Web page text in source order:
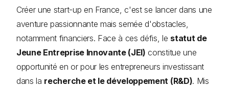
Créer une start-up en France, c'est se lancer dans une
aventure passionnante mais semée d'obstacles,
notamment financiers. Face à ces défis, le statut de
Jeune Entreprise Innovante (JEI) constitue une
opportunité en or pour les entrepreneurs investissant
dans la recherche et le développement (R&D). Mis